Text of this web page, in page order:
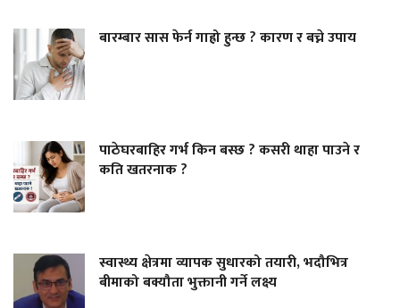
बारम्बार सास फेर्न गाह्रो हुन्छ ? कारण र बच्ने उपाय
पाठेघरबाहिर गर्भ किन बस्छ ? कसरी थाहा पाउने र
कति खतरनाक ?
स्वास्थ्य क्षेत्रमा व्यापक सुधारको तयारी, भदौभित्र
बीमाको बक्यौता भुक्तानी गर्ने लक्ष्य